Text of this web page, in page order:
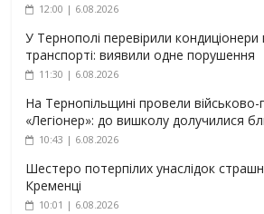
12:00 | 6.08.2026
У Тернополі перевірили
транспорті: виявили одне порушення
11:30 | 6.08.2026
На Тернопільщині провели військово-
«Легіонер»: до вишколу долучилися
10:43 | 6.08.2026
Шестеро потерпілих унаслідок
Кременці
10:01 | 6.08.2026